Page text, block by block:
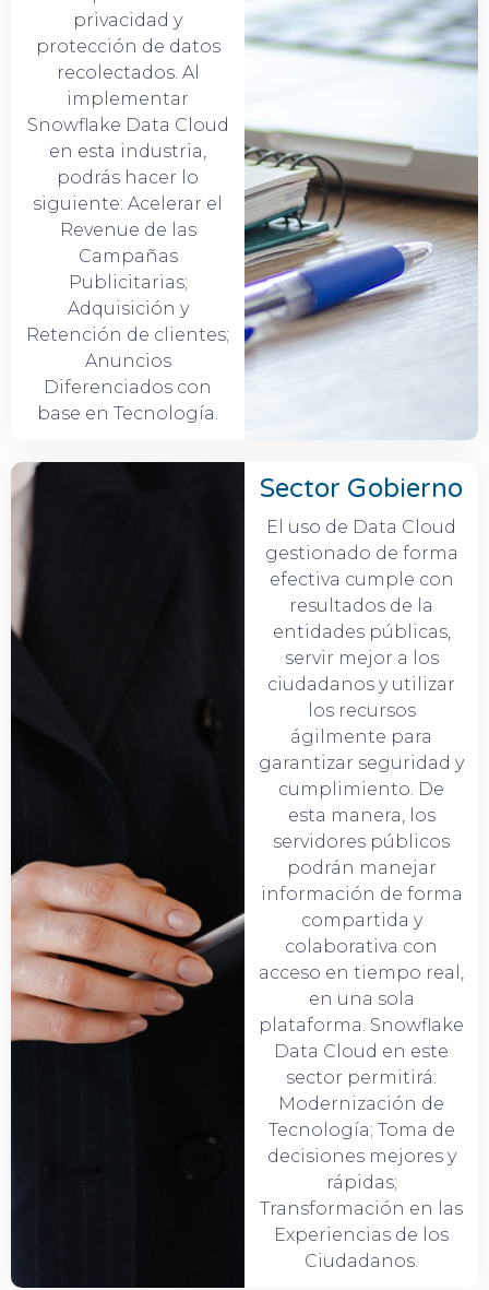
privacidad y
protección de datos
recolectados. Al
implementar
Snowflake Data Cloud
en esta industria,
podrás hacer lo
siguiente: Acelerar el
Revenue de las
Campañas
Publicitarias;
Adquisición y
Retención de clientes;
Anuncios
Diferenciados con
base en Tecnología.
Sector Gobierno
El uso de Data Cloud
gestionado de forma
efectiva cumple con
resultados de la
entidades públicas,
servir mejor a los
ciudadanos y utilizar
los recursos
ágilmente para
garantizar seguridad y
cumplimiento. De
esta manera, los
servidores públicos
podrán manejar
información de forma
compartida y
colaborativa con
acceso en tiempo real,
en una sola
plataforma. Snowflake
Data Cloud en este
sector permitirá:
Modernización de
Tecnología; Toma de
decisiones mejores y
rápidas;
Transformación en las
Experiencias de los
Ciudadanos.